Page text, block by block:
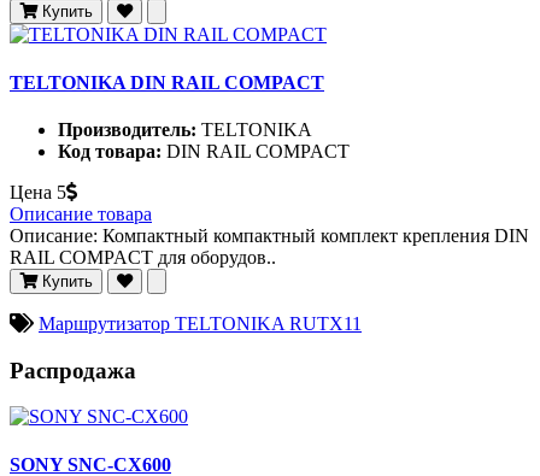
Купить
TELTONIKA DIN RAIL COMPACT
Производитель: TELTONIKA
Код товара: DIN RAIL COMPACT
Цена 5
Описание товара
Описание: Компактный компактный комплект крепления DIN
RAIL COMPACT для оборудов..
Купить
Маршрутизатор TELTONIKA RUTX11
Распродажа
SONY SNC-CX600